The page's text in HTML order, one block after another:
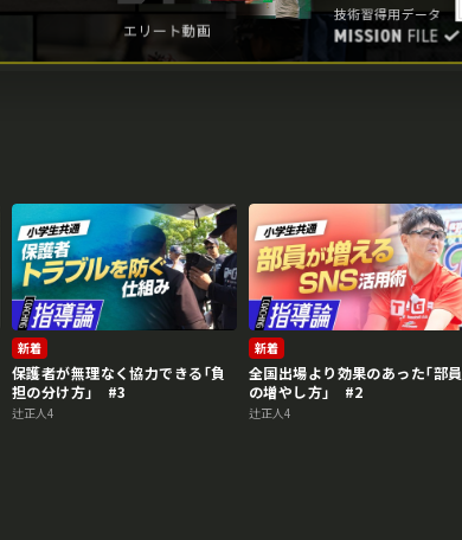
新着
保護者が無理なく協力できる｢負
担の分け方｣ #3
辻正人4
新着
全国出場より効果のあった｢部員
の増やし方｣ #2
辻正人4